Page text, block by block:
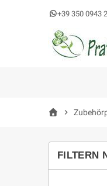
+39 350 0943
chevron_right
FILTERN